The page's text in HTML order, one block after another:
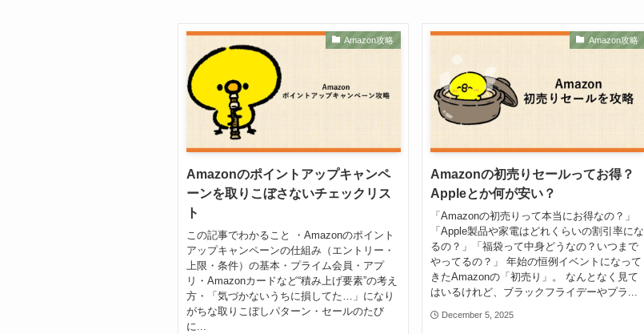
Amazon攻略
Amazonのポイントアップキャンペ
ーンを取りこぼさないチェックリス
ト
この記事でわかること ・Amazonのポイント
アップキャンペーンの仕組み（エントリー・
上限・条件）の基本・プライム会員・アプ
リ・Amazonカードなど“積み上げ要素”の考え
方・「気づかないうちに損してた…」になり
がちな取りこぼしパターン・セールのたび
に...
Amazon攻略
Amazonの初売りセールってお得？
Appleとか何が安い？
「Amazonの初売りって本当にお得なの？」
「Apple製品や家電はどれくらいの割引率にな
るの？」「福袋って中身どうなの？いつまで
やってるの？」 年始の恒例イベントになって
きたAmazonの「初売り」。 なんとなく見て
はいるけれど、ブラックフライデーやプラ...
December 5, 2025